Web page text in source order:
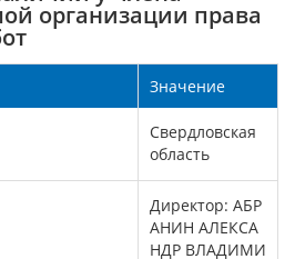
организации права
Значение
Свердловская
область
Директор: АБР
АНИН АЛЕКСА
НДР ВЛАДИМИ